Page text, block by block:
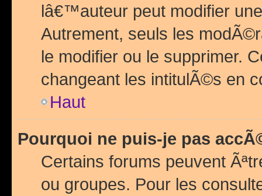
lâ€™auteur peut modifier
Autrement, seuls les
le modifier ou le supprimer.
changeant les intitulÃ©s en
Haut
Pourquoi ne puis-je pas
Certains forums peuvent
ou groupes. Pour les